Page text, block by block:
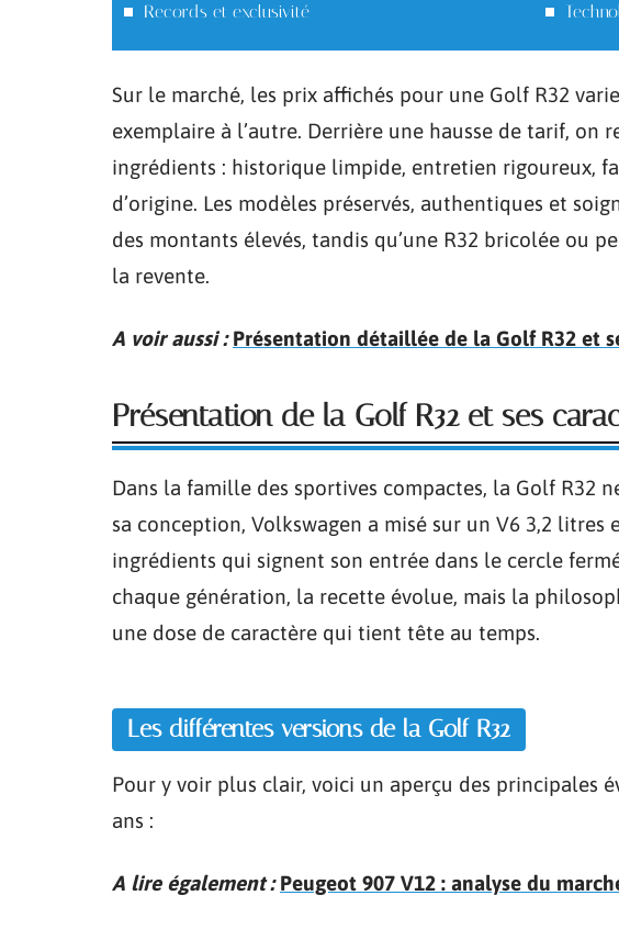
Records et exclusivité
Sur le marché, les prix affichés pour une Golf R32
exemplaire à l’autre. Derrière une hausse de tarif, on
ingrédients : historique limpide, entretien rigoureux,
d’origine. Les modèles préservés, authentiques et
des montants élevés, tandis qu’une R32 bricolée ou
la revente.
A voir aussi : Présentation détaillée de la Golf R32 et
Présentation de la Golf R32 et ses
Dans la famille des sportives compactes, la Golf R32
sa conception, Volkswagen a misé sur un V6 3,2
ingrédients qui signent son entrée dans le cercle
chaque génération, la recette évolue, mais la
une dose de caractère qui tient tête au temps.
Les différentes versions de la Golf R32
Pour y voir plus clair, voici un aperçu des principales
ans :
A lire également : Peugeot 907 V12 : analyse du